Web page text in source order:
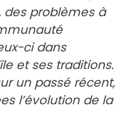
des problèmes à
ci dans
et ses traditions.
un passé récent,
l’évolution de la